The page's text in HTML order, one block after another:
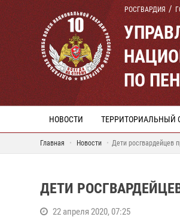
РОСГВАРДИЯ
ПО
НОВОСТИ ТЕРРИТОРИАЛЬНЫЙ
Главная Новости Дети росгвардейцев
ДЕТИ
22 апреля 2020, 07:25